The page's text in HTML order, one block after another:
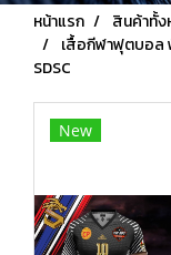
หน้าแรก สินค้าทั้
เสื้อกีฬาฟุตบอล
SDSC
New